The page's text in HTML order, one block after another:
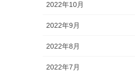
2022年10月
2022年9月
2022年8月
2022年7月